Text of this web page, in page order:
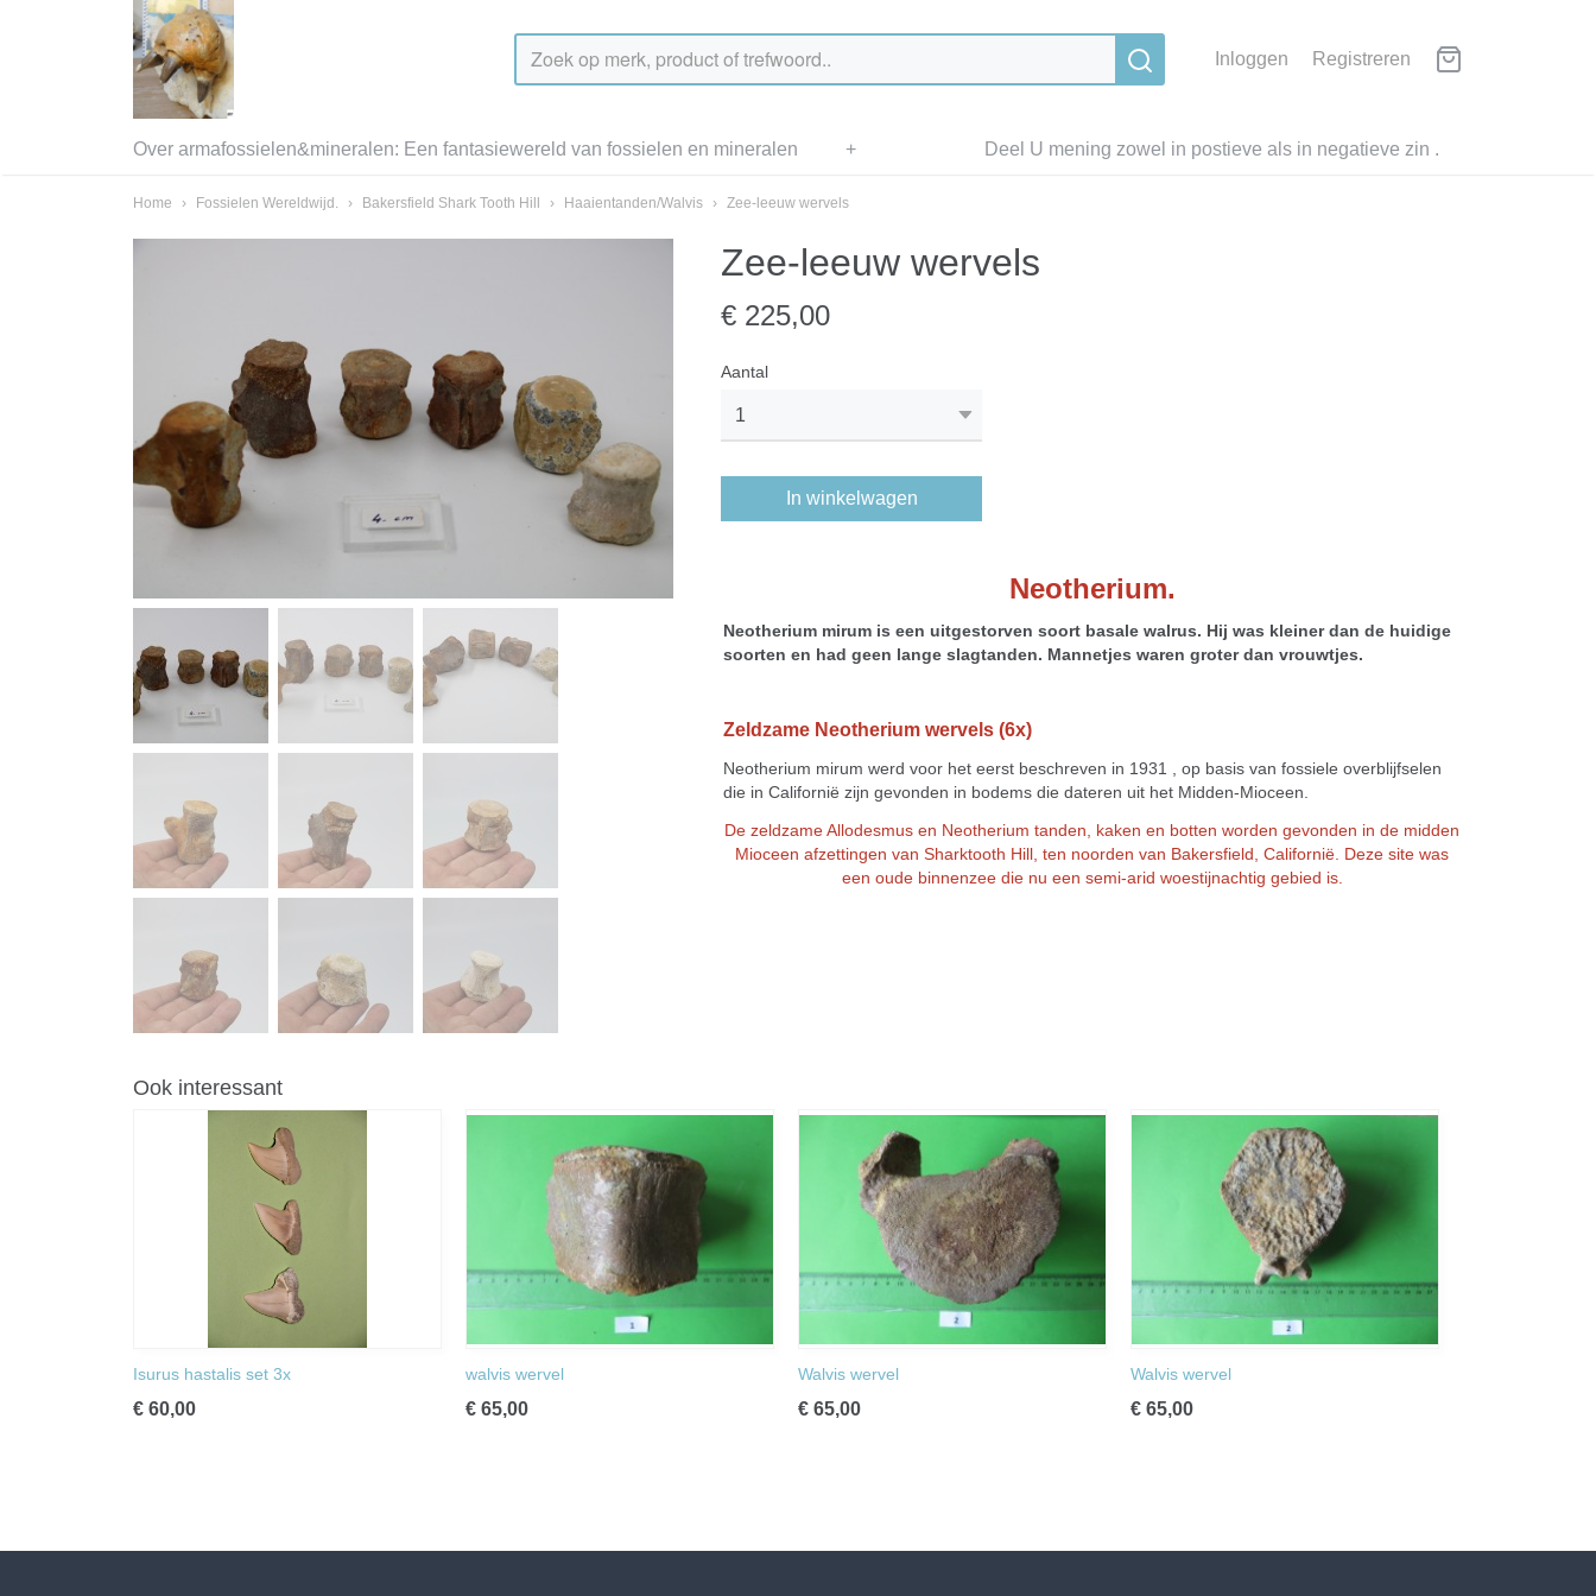
Inloggen Registreren
Deel U mening zowel in postieve als in negatieve zin .
Over armafossielen&mineralen: Een fantasiewereld van fossielen en mineralen +
Home › Fossielen Wereldwijd. › Bakersfield Shark Tooth Hill › Haaientanden/Walvis › Zee-leeuw wervels
Zee-leeuw wervels
€ 225,00
Aantal
In winkelwagen
Neotherium.
Neotherium mirum is een uitgestorven soort basale walrus. Hij was kleiner dan de huidige
soorten en had geen lange slagtanden. Mannetjes waren groter dan vrouwtjes.
Zeldzame Neotherium wervels (6x)
Neotherium mirum werd voor het eerst beschreven in 1931 , op basis van fossiele overblijfselen
die in Californië zijn gevonden in bodems die dateren uit het Midden-Mioceen.
De zeldzame Allodesmus en Neotherium tanden, kaken en botten worden gevonden in de midden
Mioceen afzettingen van Sharktooth Hill, ten noorden van Bakersfield, Californië. Deze site was
een oude binnenzee die nu een semi-arid woestijnachtig gebied is.
Ook interessant
Isurus hastalis set 3x
€ 60,00
walvis wervel
€ 65,00
Walvis wervel
€ 65,00
Walvis wervel
€ 65,00